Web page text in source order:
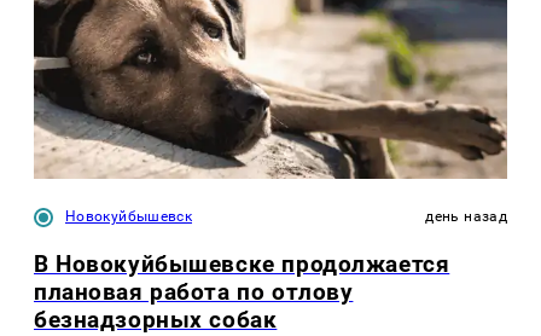
Новокуйбышевск день назад
В Новокуйбышевске продолжается
плановая работа по отлову
безнадзорных собак